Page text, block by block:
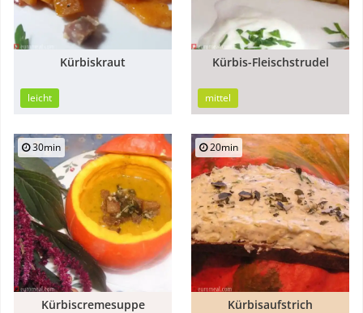
Kürbiskraut
leicht
Kürbis-Fleischstrudel
mittel
30min
Kürbiscremesuppe
20min
Kürbisaufstrich